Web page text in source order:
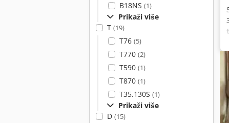
B18NS (1)
Prikaži više
T (19)
T76 (5)
T770 (2)
T590 (1)
T870 (1)
T35.130S (1)
Prikaži više
D (15)